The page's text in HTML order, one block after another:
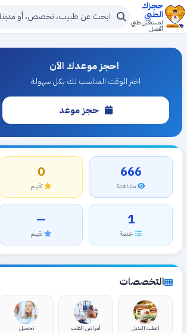
حجزك
الطبي
لمستقبل طبي
أفضل
احجز موعدك الآن
اختر الوقت المناسب لك بكل سهولة
حجز موعد
666
مشاهدة
0
تقييم
1
خدمة
—
تقييم
التخصصات
الطب البديل أمراض القلب تجميل